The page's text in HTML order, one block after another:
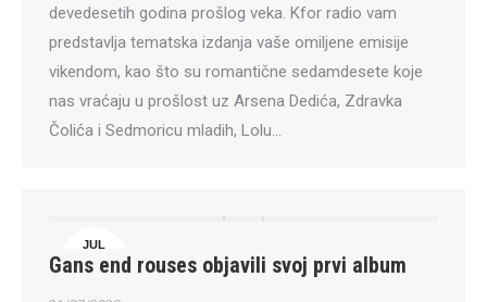
devedesetih godina prošlog veka. Kfor radio vam
predstavlja tematska izdanja vaše omiljene emisije
vikendom, kao što su romantične sedamdesete koje
nas vraćaju u prošlost uz Arsena Dedića, Zdravka
Čolića i Sedmoricu mladih, Lolu…
JUL
21
Gans end rouses objavili svoj prvi album